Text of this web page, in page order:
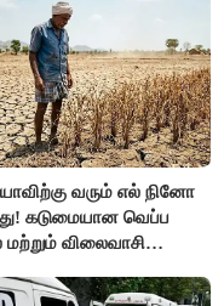
வரும் எல் நினோ
கடுமையான வெப்ப
விலைவாசி